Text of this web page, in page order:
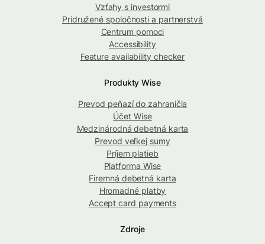
Vzťahy s investormi
Pridružené spoločnosti a partnerstvá
Centrum pomoci
Accessibility
Feature availability checker
Produkty Wise
Prevod peňazí do zahraničia
Účet Wise
Medzinárodná debetná karta
Prevod veľkej sumy
Príjem platieb
Platforma Wise
Firemná debetná karta
Hromadné platby
Accept card payments
Zdroje